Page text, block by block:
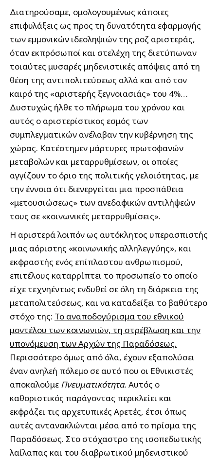
Διατηρούσαμε, ομολογουμένως κάποιες
επιφυλάξεις ως προς τη δυνατότητα εφαρμογής
των εμμονικών ιδεοληψιών της ροζ αριστεράς,
όταν εκπρόσωποί και στελέχη της διετύπωναν
τοιαύτες μυσαρές μηδενιστικές απόψεις από τη
θέση της αντιπολιτεύσεως αλλά και από τον
καιρό της «αριστερής ξεγνοιασιάς» του 4%…
Δυστυχώς ήλθε το πλήρωμα του χρόνου και
αυτός ο αριστερίστικος εσμός των
συμπλεγματικών ανέλαβαν την κυβέρνηση της
χώρας. Κατέστημεν μάρτυρες πρωτοφανών
μεταβολών και μεταρρυθμίσεων, οι οποίες
αγγίζουν το όριο της πολιτικής γελοιότητας, με
την έννοια ότι διενεργείται μια προσπάθεια
«μετουσιώσεως» των ανεδαφικών αντιλήψεών
τους σε «κοινωνικές μεταρρυθμίσεις».
Η αριστερά λοιπόν ως αυτόκλητος υπερασπιστής
μιας αόριστης «κοινωνικής αλληλεγγύης», και
εκφραστής ενός επίπλαστου ανθρωπισμού,
επιτέλους καταρρίπτει το προσωπείο το οποίο
είχε τεχνηέντως ενδυθεί σε όλη τη διάρκεια της
μεταπολιτεύσεως, και να καταδείξει το βαθύτερο
στόχο της: Το αναποδογύρισμα του εθνικού
μοντέλου των κοινωνιών, τη στρέβλωση και την
υπονόμευση των Αρχών της Παραδόσεως.
Περισσότερο όμως από όλα, έχουν εξαπολύσει
έναν ανηλεή πόλεμο σε αυτό που οι Εθνικιστές
αποκαλούμε Πνευματικότητα. Αυτός ο
καθοριστικός παράγοντας περικλείει και
εκφράζει τις αρχετυπικές Αρετές, έτσι όπως
αυτές αντανακλώνται μέσα από το πρίσμα της
Παραδόσεως. Στο στόχαστρο της ισοπεδωτικής
λαίλαπας και του διαβρωτικού μηδενιστικού